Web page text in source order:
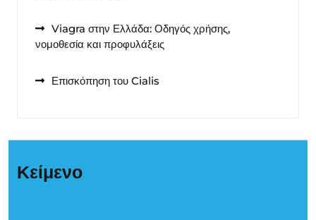
Viagra στην Ελλάδα: Οδηγός χρήσης,
νομοθεσία και προφυλάξεις
Επισκόπηση του Cialis
Κείμενο